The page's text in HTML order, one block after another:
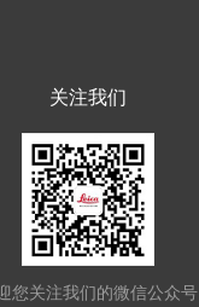
关注我们
您关注我们的微信公众号